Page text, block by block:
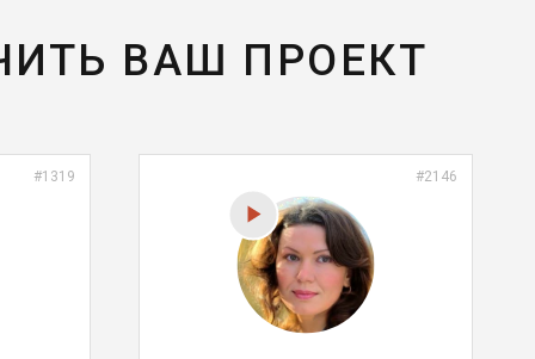
ВАШ ПРОЕКТ
#1319 #2146